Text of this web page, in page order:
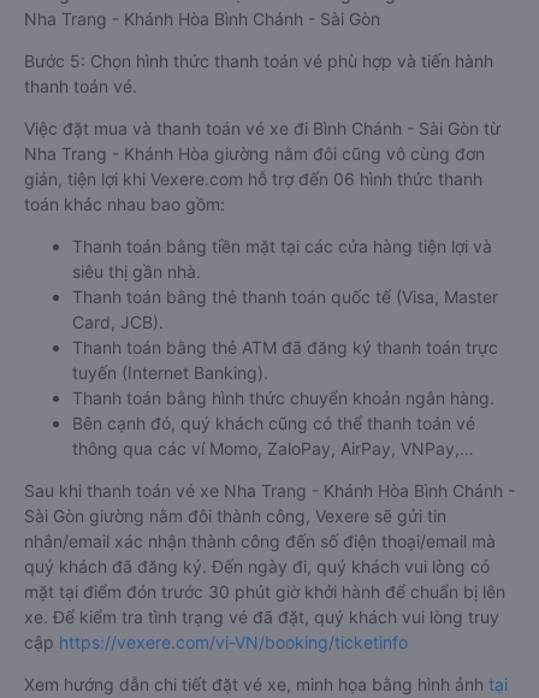
Nha Trang - Khánh Hòa Bình Chánh - Sài Gòn
Bước 5: Chọn hình thức thanh toán vé phù hợp và tiến hành
thanh toán vé.
Việc đặt mua và thanh toán vé xe đi Bình Chánh - Sài Gòn từ
Nha Trang - Khánh Hòa giường nằm đôi cũng vô cùng đơn
giản, tiện lợi khi Vexere.com hỗ trợ đến 06 hình thức thanh
toán khác nhau bao gồm:
Thanh toán bằng tiền mặt tại các cửa hàng tiện lợi và
siêu thị gần nhà.
Thanh toán bằng thẻ thanh toán quốc tế (Visa, Master
Card, JCB).
Thanh toán bằng thẻ ATM đã đăng ký thanh toán trực
tuyến (Internet Banking).
Thanh toán bằng hình thức chuyển khoản ngân hàng.
Bên cạnh đó, quý khách cũng có thể thanh toán vé
thông qua các ví Momo, ZaloPay, AirPay, VNPay,…
Sau khi thanh toán vé xe Nha Trang - Khánh Hòa Bình Chánh -
Sài Gòn giường nằm đôi thành công, Vexere sẽ gửi tin
nhắn/email xác nhận thành công đến số điện thoại/email mà
quý khách đã đăng ký. Đến ngày đi, quý khách vui lòng có
mặt tại điểm đón trước 30 phút giờ khởi hành để chuẩn bị lên
xe. Để kiểm tra tình trạng vé đã đặt, quý khách vui lòng truy
cập https://vexere.com/vi-VN/booking/ticketinfo
Xem hướng dẫn chi tiết đặt vé xe, minh họa bằng hình ảnh tại